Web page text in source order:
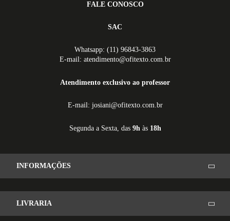
FALE CONOSCO
SAC
Whatsapp: (11) 96843-3863
E-mail: atendimento@ofitexto.com.br
Atendimento exclusivo ao professor
E-mail: josiani@ofitexto.com.br
Segunda a Sexta, das 9hàs 18h
INFORMAÇÕES
LIVRARIA